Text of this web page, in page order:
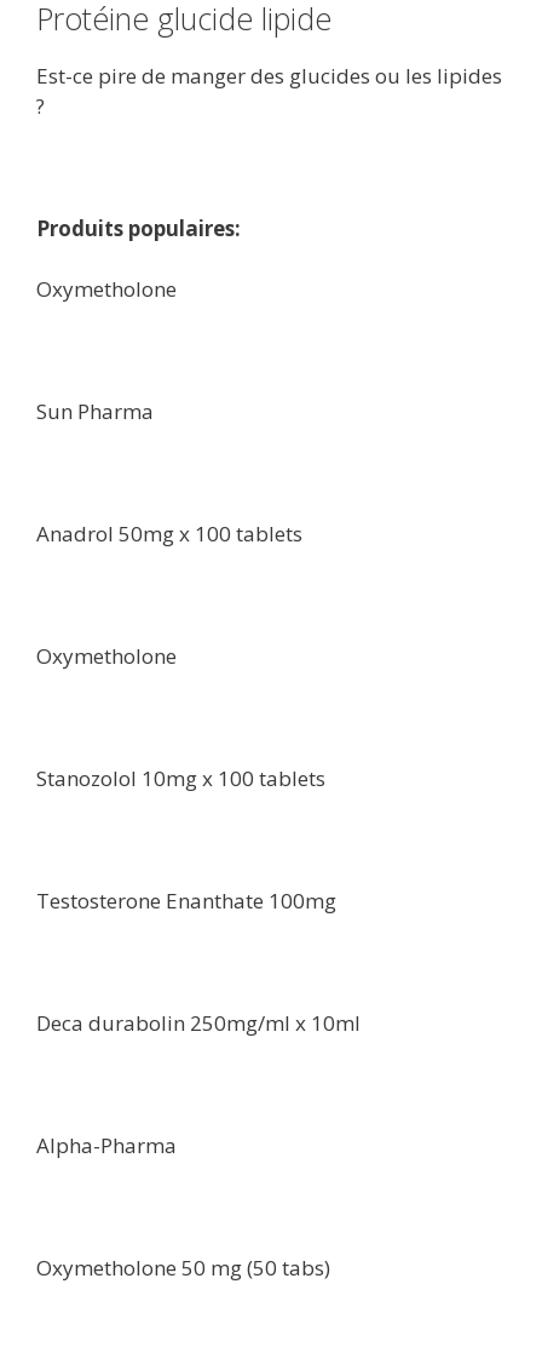
Protéine glucide lipide
Est-ce pire de manger des glucides ou les lipides
?
Produits populaires:
Oxymetholone
Sun Pharma
Anadrol 50mg x 100 tablets
Oxymetholone
Stanozolol 10mg x 100 tablets
Testosterone Enanthate 100mg
Deca durabolin 250mg/ml x 10ml
Alpha-Pharma
Oxymetholone 50 mg (50 tabs)